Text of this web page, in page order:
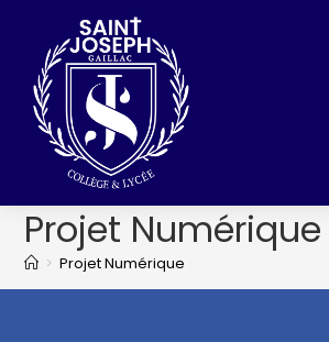
Projet Numérique
> Projet Numérique